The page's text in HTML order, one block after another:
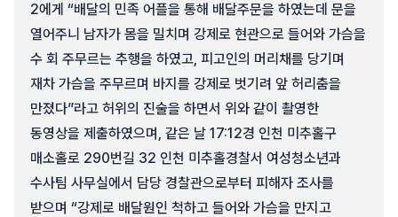
2에게 “배달의 민족 어플을 통해 배달주문을 하였는데 문을
열어주니 남자가 몸을 밀치며 강제로 현관으로 들어와 가슴을
수 회 주무르는 추행을 하였고, 피고인의 머리채를 당기며
재차 가슴을 주무르며 바지를 강제로 벗기려 앞 허리춤을
만졌다”라고 허위의 진술을 하면서 위와 같이 촬영한
동영상을 제출하였으며, 같은 날 17:12경 인천 미추홀구
매소홀로 290번길 32 인천 미추홀경찰서 여성청소년과
수사팀 사무실에서 담당 경찰관으로부터 피해자 조사를
받으며 “강제로 배달원인 척하고 들어와 가슴을 만지고